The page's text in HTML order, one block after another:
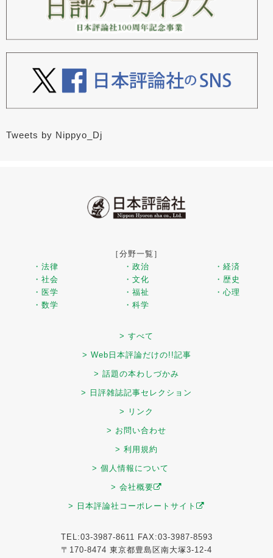
Tweets by Nippyo_Dj
［分野一覧］
・法律
・政治
・経済
・社会
・文化
・歴史
・医学
・福祉
・心理
・数学
・科学
> すべて
> Web日本評論だけの!!記事
> 話題の本わしづかみ
> 日評雑誌記事セレクション
> リンク
> お問い合わせ
> 利用規約
> 個人情報について
> 会社概要
> 日本評論社コーポレートサイト
TEL:03-3987-8611 FAX:03-3987-8593
〒170-8474 東京都豊島区南大塚3-12-4